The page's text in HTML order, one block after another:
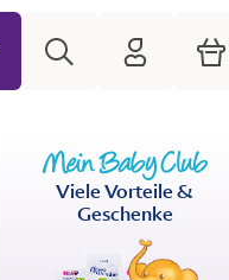
HiPP
Viele Vorteile &
Geschenke